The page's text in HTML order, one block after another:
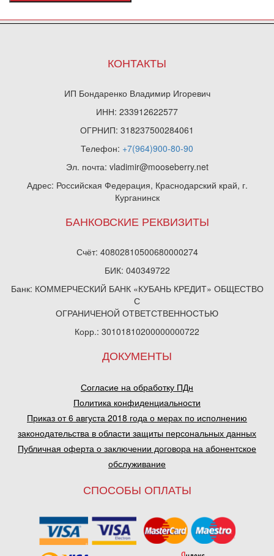
КОНТАКТЫ
ИП Бондаренко Владимир Игоревич
ИНН: 233912622577
ОГРНИП: 318237500284061
Телефон: +7(964)900-80-90
Эл. почта: vladimir@mooseberry.net
Адрес: Российская Федерация, Краснодарский край, г.
Курганинск
БАНКОВСКИЕ РЕКВИЗИТЫ
Счёт: 40802810500680000274
БИК: 040349722
Банк: КОММЕРЧЕСКИЙ БАНК «КУБАНЬ КРЕДИТ» ОБЩЕСТВО
С
ОГРАНИЧЕНОЙ ОТВЕТСТВЕННОСТЬЮ
Корр.: 30101810200000000722
ДОКУМЕНТЫ
Согласие на обработку ПДн
Политика конфиденциальности
Приказ от 6 августа 2018 года о мерах по исполнению
законодательства в области защиты персональных данных
Публичная оферта о заключении договора на абонентское
обслуживание
СПОСОБЫ ОПЛАТЫ